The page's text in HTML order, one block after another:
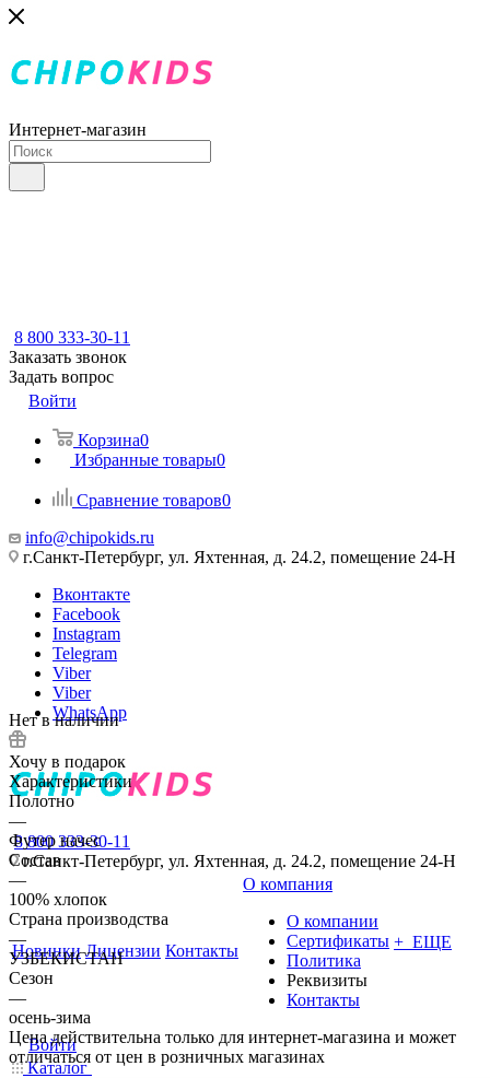
Интернет-магазин
8 800 333-30-11
Заказать звонок
Задать вопрос
Войти
Корзина0
Избранные товары0
Сравнение товаров0
info@chipokids.ru
г.Санкт-Петербург, ул. Яхтенная, д. 24.2, помещение 24-Н
Вконтакте
Facebook
Instagram
Telegram
Viber
Viber
WhatsApp
8 800 333-30-11
г.Санкт-Петербург, ул. Яхтенная, д. 24.2, помещение 24-Н
Новинки Лицензии Контакты
О компания
О компании
Сертификаты
Политика
Реквизиты
Контакты
+ ЕЩЕ
Войти
Каталог
Нет в наличии
Хочу в подарок
Характеристики
Полотно
—
Футер начес
Состав
—
100% хлопок
Страна производства
—
УЗБЕКИСТАН
Сезон
—
осень-зима
Цена действительна только для интернет-магазина и может
отличаться от цен в розничных магазинах